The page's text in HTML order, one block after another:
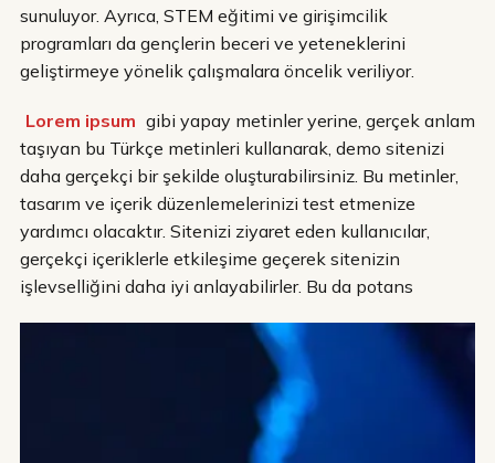
sunuluyor. Ayrıca, STEM eğitimi ve girişimcilik
programları da gençlerin beceri ve yeteneklerini
geliştirmeye yönelik çalışmalara öncelik veriliyor.
Lorem ipsum gibi yapay metinler yerine, gerçek anlam
taşıyan bu Türkçe metinleri kullanarak, demo sitenizi
daha gerçekçi bir şekilde oluşturabilirsiniz. Bu metinler,
tasarım ve içerik düzenlemelerinizi test etmenize
yardımcı olacaktır. Sitenizi ziyaret eden kullanıcılar,
gerçekçi içeriklerle etkileşime geçerek sitenizin
işlevselliğini daha iyi anlayabilirler. Bu da potans